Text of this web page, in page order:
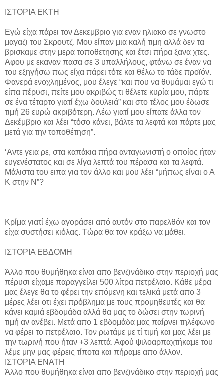
ΙΣΤΟΡΙΑ ΕΚΤΗ
Εγώ είχα πάρει τον Δεκεμβριο για εναν ηλιακο σε γνωστο
μαγαζι του Σκρουτζ. Μου είπαν μια καλή τιμη αλλά δεν τα
βρισκαμε στην μερα τοποθετησης και έτσι πήρα ξανα χτες.
Αφου με εκαναν πασα σε 3 υπαλλήλους, φτάνω σε έναν να
του εξηγήσω πως είχα πάρει τότε και θέλω το τάδε προϊόν.
Φανερά ενοχλημένος, μου έλεγε “και που να θυμάμαι εγώ τι
είπα πέρυσι, πείτε μου ακριβώς τι θέλετε κυρία μου, πάρτε
σε ένα τέταρτο γιατί έχω δουλειά” και στο τέλος μου έδωσε
τιμή 26 ευρώ ακριβότερη. Λέω γιατί μου είπατε άλλα τον
Δεκέμβριο και λέει “τόσο κάνει, βάλτε τα λεφτά και πάρτε μας
μετά για την τοποθέτηση”.
‘Αντε γεια ρε, στα καπάκια πήρα ανταγωνιστή ο οποίος ήταν
ευγενέστατος και σε λίγα λεπτά του πέρασα και τα λεφτά.
Μάλιστα του ειπα για τον άλλο και μου λέει “μήπως είναι ο Α
Κ στην Ν”?
Κρίμα γιατί έχω αγοράσει από αυτόν στο παρελθόν και τον
είχα συστήσει κιόλας. Τώρα θα τον κράξω να μάθει.
ΙΣΤΟΡΙΑ ΕΒΔΟΜΗ
Άλλο που θυμήθηκα είναι απο βενζινάδικο στην περιοχή μας
πέρυσι είχαμε παραγγείλει 500 λίτρα πετρέλαιο. Κάθε μέρα
μας έλεγε θα το φέρει την επόμενη και τελικά μετά απο 3
μέρες λέει οτι έχει πρόβλημα με τους προμηθευτές και θα
κάνει καμιά εβδομάδα αλλά θα μας το δώσει στην τωρινή
τιμή αν ανέβει. Μετά απο 1 εβδομάδα μας παίρνει τηλέφωνο
να φέρει το πετρέλαιο. Τον ρωτάμε με τί τιμή και μας λέει με
την τωρινή που ήταν +3 λεπτά. Αφού ψιλοαρπαχτήκαμε του
λέμε μην μας φέρεις τίποτα και πήραμε απο άλλον.
ΙΣΤΟΡΙΑ ΕΝΑΤΗ
Άλλο που θυμήθηκα είναι απο βενζινάδικο στην περιοχή μας